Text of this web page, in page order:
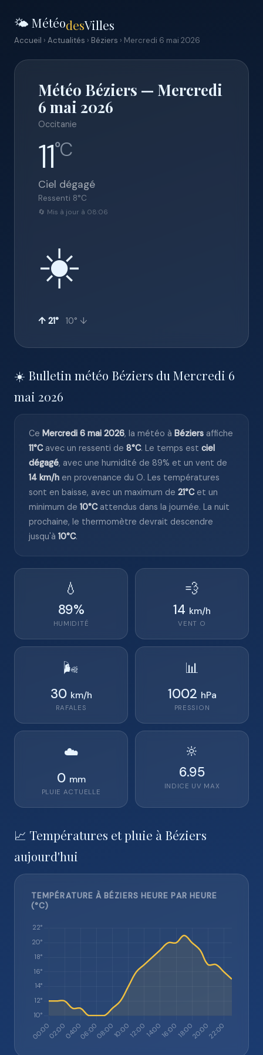
🌤️ MétéodesVilles
Accueil › Actualités › Béziers › Mercredi 6 mai 2026
Météo Béziers — Mercredi
6 mai 2026
Occitanie
11°C
Ciel dégagé
Ressenti 8°C
🔄 Mis à jour à 08:06
☀️
↑ 21° 10° ↓
☀️ Bulletin météo Béziers du Mercredi 6
mai 2026
Ce Mercredi 6 mai 2026, la météo à Béziers affiche
11°Cavec un ressenti de 8°C. Le temps est ciel
dégagé, avec une humidité de 89% et un vent de
14 km/h en provenance du O. Les températures
sont en baisse, avec un maximum de 21°Cet un
minimum de 10°Cattendus dans la journée. La nuit
prochaine, le thermomètre devrait descendre
jusqu'à 10°C.
💧
89%
HUMIDITÉ
💨
14 km/h
VENT O
🌬️
30 km/h
RAFALES
📊
1002 hPa
PRESSION
☁️
0 mm
PLUIE ACTUELLE
🔆
6.95
INDICE UV MAX
📈 Températures et pluie à Béziers
aujourd'hui
TEMPÉRATURE À BÉZIERS HEURE PAR HEURE
(°C)